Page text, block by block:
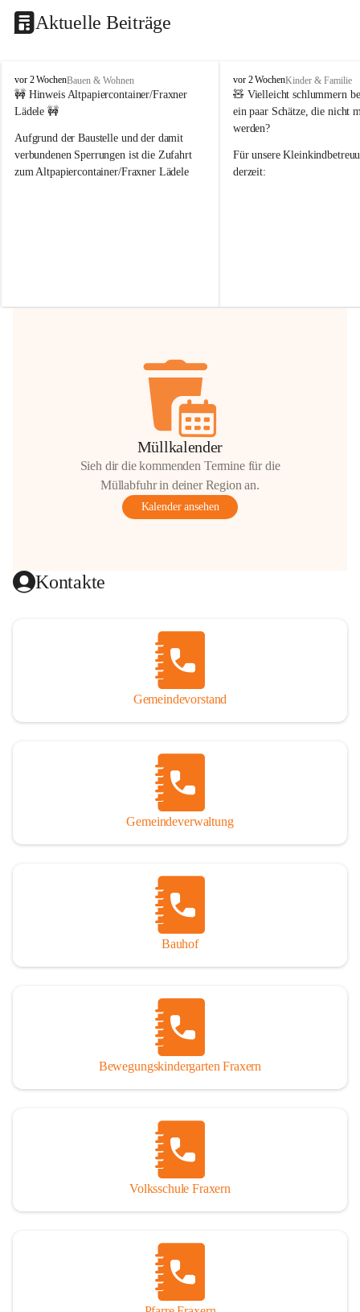
Aktuelle Beiträge
F
r
a
e
r
n
vor 2 WochenBauen & Wohnen
🚧 Hinweis Altpapiercontainer/Fraxner
Lädele 🚧
Aufgrund der Baustelle und der damit
verbundenen Sperrungen ist die Zufahrt
zum Altpapiercontainer/Fraxner Lädele
Hilfsbereitschaft!
F
r
a
x
r
n
vor 2 WochenKinder & Familie
🧸 Vielleicht schlummern
ein paar Schätze, die nicht
werden?
Für unsere
derzeit:
Müllkalender
Sieh dir die kommenden Termine für die
Müllabfuhr in deiner Region an.
Kalender ansehen
Kontakte
Gemeindevorstand
Gemeindeverwaltung
Bauhof
Bewegungskindergarten Fraxern
Volksschule Fraxern